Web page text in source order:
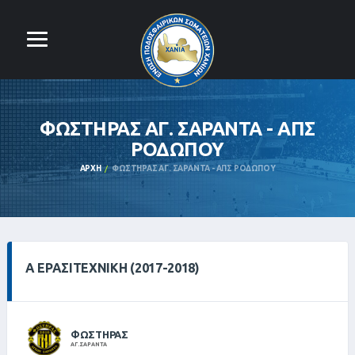
ΦΩΣΤΗΡΑΣ ΑΓ. ΣΑΡΑΝΤΑ - ΑΠΣ
ΡΟΔΩΠΟΥ
ΑΡΧΉ ΦΩΣΤΗΡΑΣ ΑΓ. ΣΑΡΑΝΤΑ - ΑΠΣ ΡΟΔΩΠΟΥ
Α ΕΡΑΣΙΤΕΧΝΙΚΗ (2017-2018)
ΦΩΣΤΗΡΑΣ
ΑΓ. ΣΑΡΑΝΤΑ